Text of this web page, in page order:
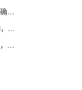
润丝
认定